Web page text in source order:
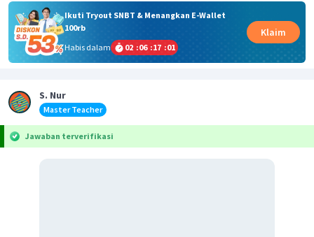
Ikuti Tryout SNBT & Menangkan E-Wallet
100rb
Habis dalam
02 :06 :17 :01
Klaim
S. Nur
Master Teacher
Jawaban terverifikasi